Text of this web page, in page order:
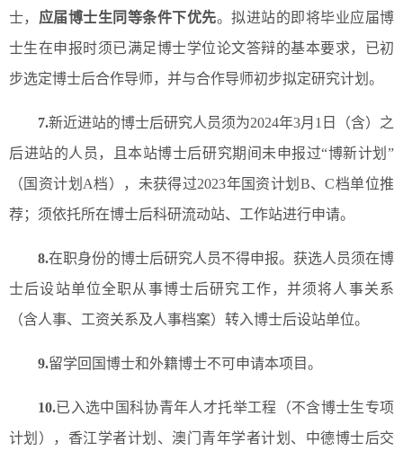
士， 应届博士生同等条件下优先。拟进站的即将毕业应届博
士生在申报时须已满足博士学位论文答辩的基本要求，已初
步选定博士后合作导师，并与合作导师初步拟定研究计划。
7.新近进站的博士后研究人员须为2024年3月1日（含）之
后进站的人员，且本站博士后研究期间未申报过“博新计划”
（国资计划A档），未获得过2023年国资计划B、C档单位推
荐；须依托所在博士后科研流动站、工作站进行申请。
8.在职身份的博士后研究人员不得申报。获选人员须在博
士后设站单位全职从事博士后研究工作，并须将人事关系
（含人事、工资关系及人事档案）转入博士后设站单位。
9.留学回国博士和外籍博士不可申请本项目。
10.已入选中国科协青年人才托举工程（不含博士生专项
计划），香江学者计划、澳门青年学者计划、中德博士后交